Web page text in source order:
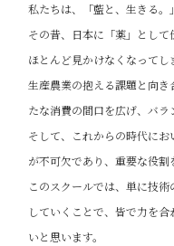
私たちは、「藍と、生きる。
その昔、日本に「薬」とし
ほとんど見かけなくなってし
生産農業の抱える課題と向
たな消費の間口を広げ、バラ
そして、これからの時代にお
が不可欠であり、重要な役割
このスクールでは、単に技
していくことで、皆で力を
いと思います。